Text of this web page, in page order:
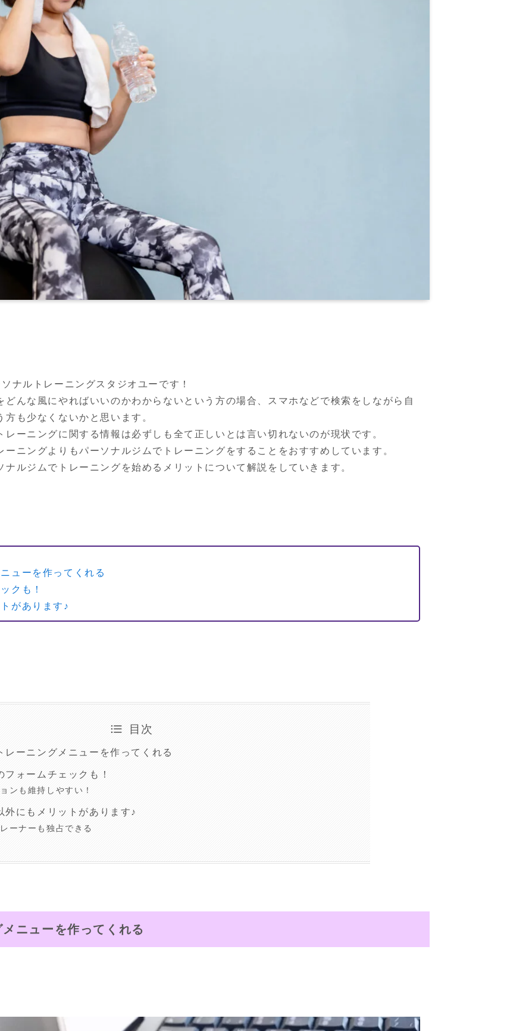
ナルトレーニングスタジオユーです！
どんな風にやればいいのかわからないという方の場合、スマホなどで検索をしながら自
も少なくないかと思います。
レーニングに関する情報は必ずしも全て正しいとは言い切れないのが現状です。
ニングよりもパーソナルジムでトレーニングをすることをおすすめしています。
ューを作ってくれる
クも！
があります♪
目次
レーニングメニューを作ってくれる
フォームチェックも！
ンも維持しやすい！
外にもメリットがあります♪
ーナーも独占できる
ニューを作ってくれる